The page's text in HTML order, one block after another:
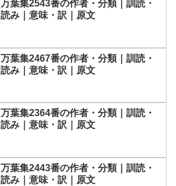
万葉集2543番の作者・分類｜訓読・
読み｜意味・訳｜原文
万葉集2467番の作者・分類｜訓読・
読み｜意味・訳｜原文
万葉集2364番の作者・分類｜訓読・
読み｜意味・訳｜原文
万葉集2443番の作者・分類｜訓読・
読み｜意味・訳｜原文